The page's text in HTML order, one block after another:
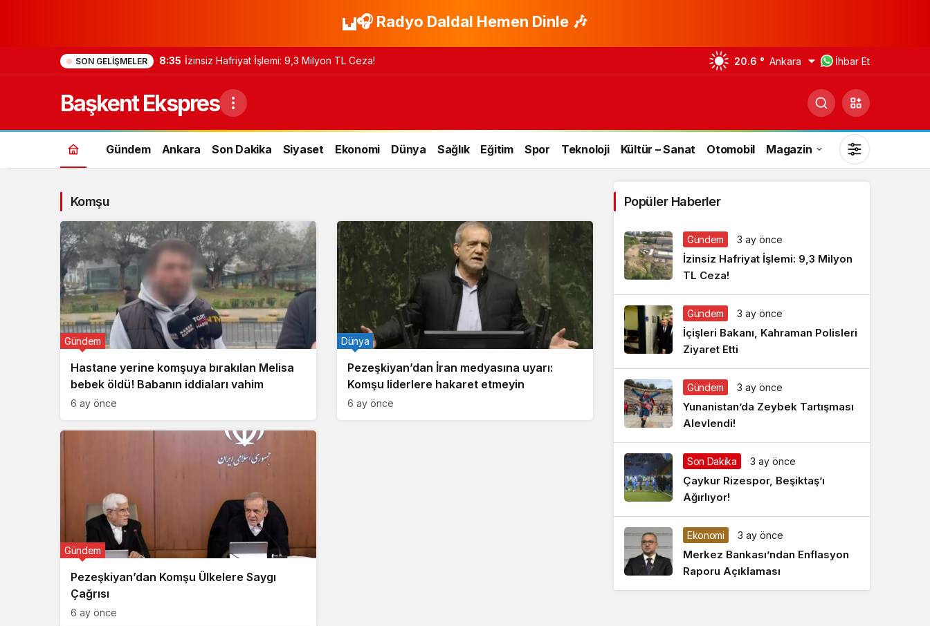
🎧 Radyo Daldal Hemen Dinle 🎶
SON GELIŞMELER 8:35 İzinsiz Hafriyat İşlemi: 9,3 Milyon TL Ceza! 20.6 ° Ankara İhbar Et
Başkent Ekspres
Gündem Ankara Son Dakika Siyaset Ekonomi Dünya Sağlık Eğitim Spor Teknoloji Kültür – Sanat Otomobil Magazin
Gündüz Modu
Gündüz modunu seçin.
Gece Modu
Gece modunu seçin.
Sistem Modu
Sistem modunu seçin.
Komşu
Hastane yerine komşuya bırakılan Melisa
bebek öldü! Babanın iddiaları vahim
Gündem
6 ay önce
Pezeşkiyan’dan İran medyasına uyarı:
Komşu liderlere hakaret etmeyin
Dünya
6 ay önce
Pezeşkiyan’dan Komşu Ülkelere Saygı
Çağrısı
Gündem
6 ay önce
Popüler Haberler
Gündem 3 ay önce
İzinsiz Hafriyat İşlemi: 9,3 Milyon
TL Ceza!
Gündem 3 ay önce
İçişleri Bakanı, Kahraman Polisleri
Ziyaret Etti
Gündem 3 ay önce
Yunanistan’da Zeybek Tartışması
Alevlendi!
Son Dakika 3 ay önce
Çaykur Rizespor, Beşiktaş’ı
Ağırlıyor!
Ekonomi 3 ay önce
Merkez Bankası’ndan Enflasyon
Raporu Açıklaması